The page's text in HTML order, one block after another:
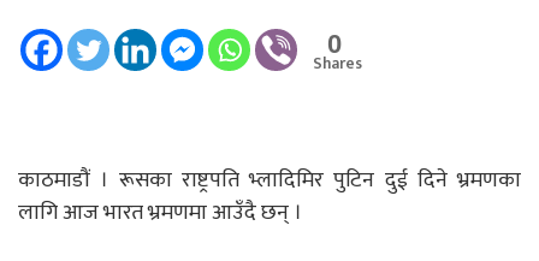
0
Shares
काठमाडौं । रूसका राष्ट्रपति भ्लादिमिर पुटिन दुई दिने भ्रमणका
लागि आज भारत भ्रमणमा आउँदै छन् ।